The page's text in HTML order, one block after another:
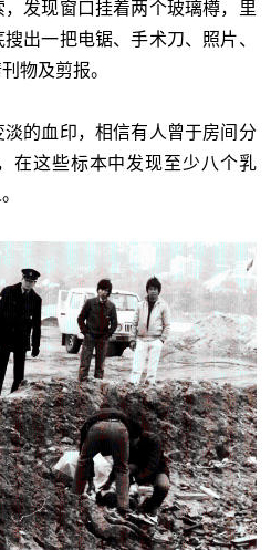
发现窗口挂着两个玻璃樽，里
出一把电锯、手术刀、照片、
物及剪报。
的血印，相信有人曾于房间分
在这些标本中发现至少八个乳